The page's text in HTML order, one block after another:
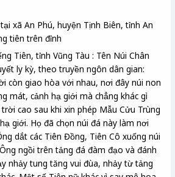
xã An Phú, huyện Tịnh Biên, tỉnh An
tiên trên đỉnh
Tiên, tỉnh Vũng Tàu : Tên Núi Chân
ly kỳ, theo truyền ngôn dân gian:
còn giao hòa với nhau, nơi đây núi non
mát, cảnh hạ giới mà chẳng khác gì
cao sau khi xin phép Mẫu Cửu Trùng
giới. Họ đã chọn núi đá này làm nơi
dắt các Tiên Đồng, Tiên Cô xuống núi
ngồi trên tảng đá đàm đạo và đánh
nhảy tung tăng vui đùa, nhảy từ tảng